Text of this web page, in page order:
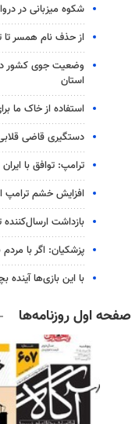
شکوه میزبانی در
از حذف نام همسر تا
استان
استفاده از خاک ما
دستگیری قاضی
ترامپ: توافق با
افزایش خشم ترامپ
بازداشت
پزشکیان: اگر با
با این بازی‌ها آینده
صفحه اول روزنامه‌ها